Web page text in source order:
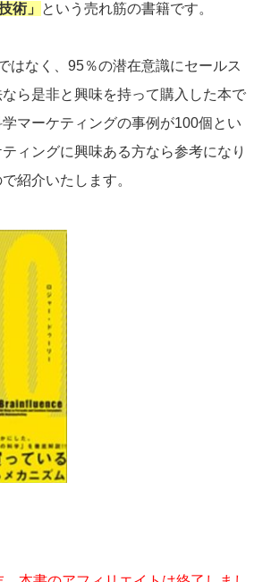
術」
という売れ筋の書籍です。
はなく、95％の潜在意識にセールス
ら是非と興味を持って購入した本で
マーケティングの事例が100個とい
ィングに興味ある方なら参考になり
紹介いたします。